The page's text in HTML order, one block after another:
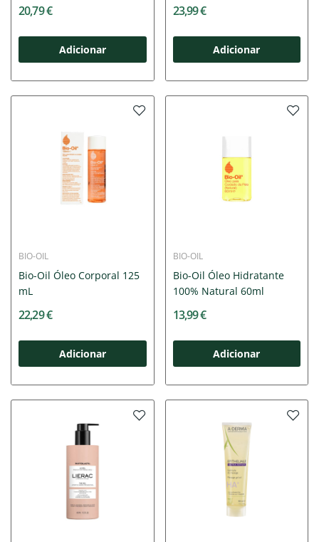
20,79 €
Adicionar
23,99 €
Adicionar
BIO-OIL
Bio-Oil Óleo Corporal 125
mL
22,29 €
Adicionar
BIO-OIL
Bio-Oil Óleo Hidratante
100% Natural 60ml
13,99 €
Adicionar